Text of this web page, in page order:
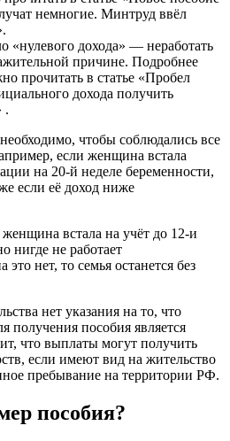
немногие. Минтруд ввёл
«нулевого дохода» — неработать
причине. Подробнее
прочитать в статье «Пробел
дохода получить
.
чтобы соблюдались все
если женщина встала
на 20-й неделе беременности,
если её доход ниже
встала на учёт до 12-и
нигде не работает
нет, то семья останется без
нет указания на то, что
получения пособия является
что выплаты могут получить
если имеют вид на жительство
пребывание на территории РФ.
пособия?